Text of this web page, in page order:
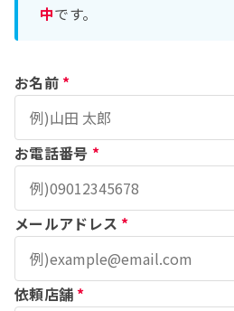
中です。
お名前 *
お電話番号 *
メールアドレス *
依頼店舗 *